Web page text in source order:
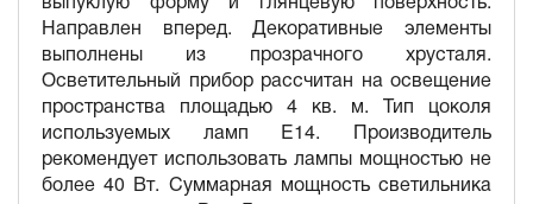
Направлен вперед. Декоративные элементы
выполнены из прозрачного хрусталя.
Осветительный прибор рассчитан на освещение
пространства площадью 4 кв. м. Тип цоколя
используемых ламп E14. Производитель
рекомендует использовать лампы мощностью не
более 40 Вт. Суммарная мощность светильника